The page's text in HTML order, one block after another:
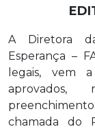
A Diretora
Esperança –
legais, vem
aprovados,
chamada do